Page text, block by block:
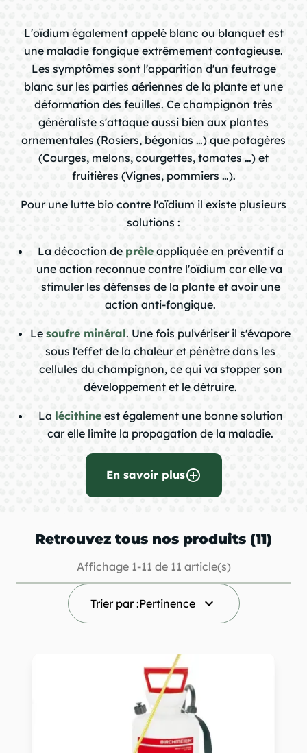
chevron_right
chevron_right
chevron_right
chevron_right
question_mark chevron_right
L'oïdium également appelé blanc ou blanquet est
une maladie fongique extrêmement contagieuse.
Les symptômes sont l'apparition d'un feutrage
blanc sur les parties aériennes de la plante et une
déformation des feuilles. Ce champignon très
généraliste s'attaque aussi bien aux plantes
ornementales (Rosiers, bégonias …) que potagères
(Courges, melons, courgettes, tomates …) et
fruitières (Vignes, pommiers …).
Pour une lutte bio contre l'oïdium il existe plusieurs
solutions :
La décoction de prêleappliquée en préventif a
une action reconnue contre l'oïdium car elle va
stimuler les défenses de la plante et avoir une
action anti-fongique.
Le soufre minéral. Une fois pulvériser il s'évapore
sous l'effet de la chaleur et pénètre dans les
cellules du champignon, ce qui va stopper son
développement et le détruire.
La lécithineest également une bonne solution
car elle limite la propagation de la maladie.
En savoir plusadd_circle_outline
Retrouvez tous nos produits (11)
Affichage 1-11 de 11 article(s)
Trier par :Pertinence keyboard_arrow_down